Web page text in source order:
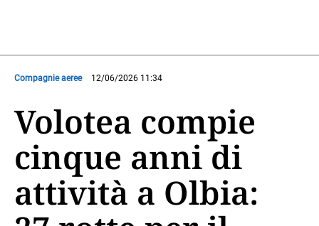
Compagnie aeree 12/06/2026 11:34
Volotea compie
cinque anni di
attività a Olbia: